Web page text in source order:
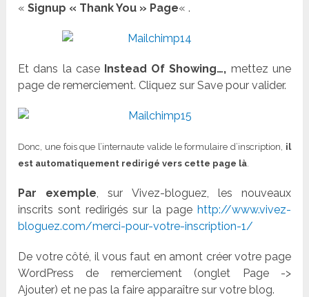
«Signup « Thank You » Page« .
Et dans la caseInstead Of Showing…, mettez une
page de remerciement. Cliquez sur Save pour valider.
Donc, une fois que l’internaute valide le formulaire d’inscription, il
est automatiquement redirigé vers cette page là
Par exemple, sur Vivez-bloguez, les nouveaux
inscrits sont redirigés sur la page http://www.vivez-
bloguez.com/merci-pour-votre-inscription-1/
De votre côté, il vous faut en amont créer votre page
WordPress de remerciement (onglet Page ->
Ajouter) et ne pas la faire apparaître sur votre blog.